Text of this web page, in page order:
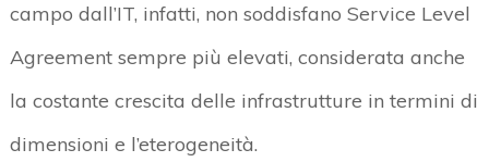
campo dall’IT, infatti, non soddisfano Service Level
Agreement sempre più elevati, considerata anche
la costante crescita delle infrastrutture in termini di
dimensioni e l’eterogeneità.